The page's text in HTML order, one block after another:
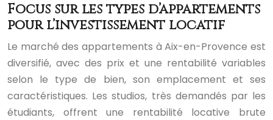
Focus sur les types d’appartements
pour l’investissement locatif
Le marché des appartements à Aix-en-Provence est
diversifié, avec des prix et une rentabilité variables
selon le type de bien, son emplacement et ses
caractéristiques. Les studios, très demandés par les
étudiants, offrent une rentabilité locative brute